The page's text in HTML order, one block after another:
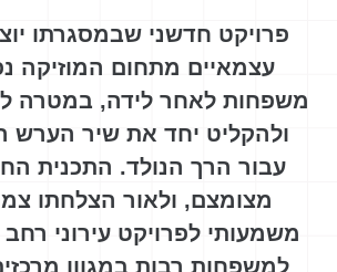
פרויקט חדשני שבמסגרתו
עצמאיים מתחום המוזיקה
משפחות לאחר לידה, במטרה
ולהקליט יחד את שיר הערש
עבור הרך הנולד. התכנית
מצומצם, ולאור הצלחתו
משמעותי לפרויקט עירוני
למשפחות רבות במגוון